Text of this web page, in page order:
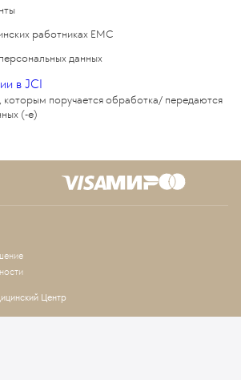
работниках EMC
данных
в JCI
которым поручается обработка/ передаются
(-е)
Центр